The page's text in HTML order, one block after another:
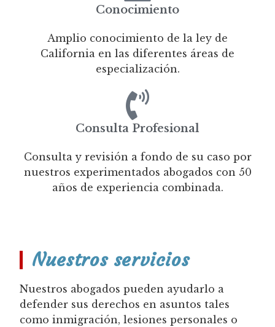
Conocimiento
Amplio conocimiento de la ley de
California en las diferentes áreas de
especialización.
Consulta Profesional
Consulta y revisión a fondo de su caso por
nuestros experimentados abogados con 50
años de experiencia combinada.
Nuestros servicios
Nuestros abogados pueden ayudarlo a
defender sus derechos en asuntos tales
como inmigración, lesiones personales o